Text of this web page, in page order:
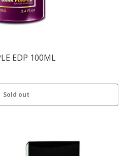
EDP 100ML
Sold out